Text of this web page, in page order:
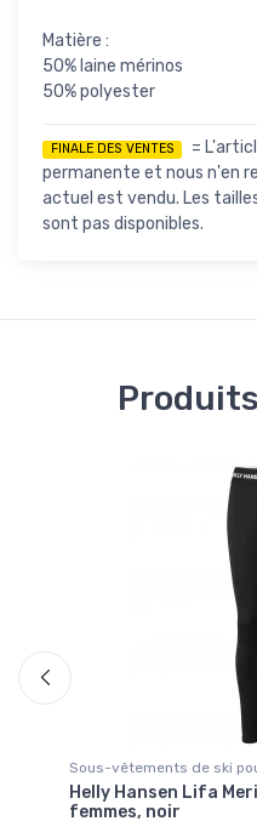
Matière :
50% laine mérinos
50% polyester
FINALE DES VENTES
=
permanente et nous n'en
actuel est vendu. Les
sont pas disponibles.
Sous-vêtements de ski
Helly Hansen Lifa
femmes, noir